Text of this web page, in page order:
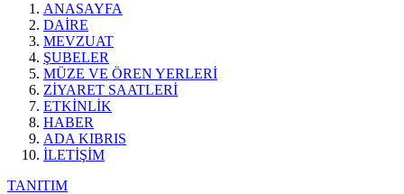
ANASAYFA
DAİRE
MEVZUAT
ŞUBELER
MÜZE VE ÖREN YERLERİ
ZİYARET SAATLERİ
ETKİNLİK
HABER
ADA KIBRIS
İLETİŞİM
TANITIM